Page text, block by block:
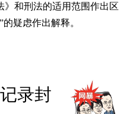
》和刑法的适用范围作出区
疑虑作出解释。
录封